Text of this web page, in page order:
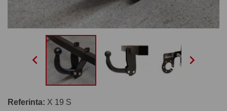
 
Referinta: X 19 S